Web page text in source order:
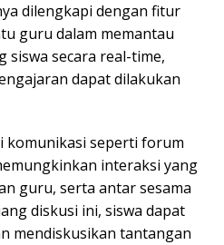
dilengkapi dengan fitur
guru dalam memantau
siswa secara real-time,
dapat dilakukan
komunikasi seperti forum
interaksi yang
guru, serta antar sesama
diskusi ini, siswa dapat
mendiskusikan tantangan